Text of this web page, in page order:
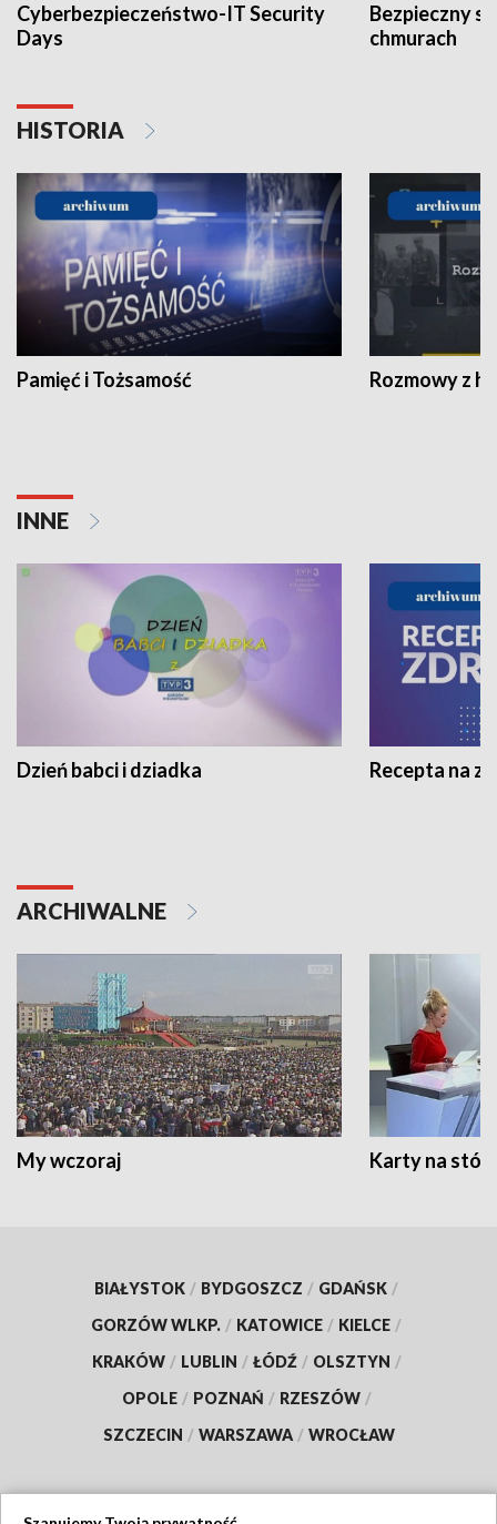
Cyberbezpieczeństwo-IT Security
Days
Bezpieczny
chmurach
HISTORIA
Pamięć i Tożsamość Rozmowy z
INNE
Dzień babci i dziadka Recepta na
ARCHIWALNE
My wczoraj Karty na
BIAŁYSTOK / BYDGOSZCZ / GDAŃSK /
GORZÓW WLKP. / KATOWICE / KIELCE /
KRAKÓW / LUBLIN / ŁÓDŹ / OLSZTYN /
OPOLE / POZNAŃ / RZESZÓW /
SZCZECIN / WARSZAWA / WROCŁAW